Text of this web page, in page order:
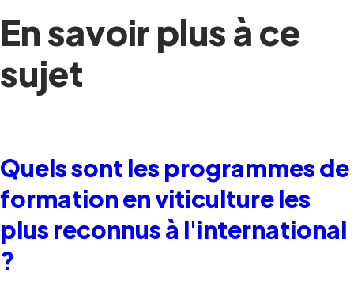
En savoir plus à ce
sujet
Quels sont les programmes de
formation en viticulture les
plus reconnus à l'international
?